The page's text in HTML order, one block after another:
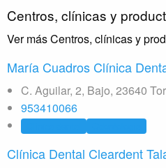
Centros, clínicas y
Ver más Centros, clínicas y
María Cuadros Clínica
C. Aguilar, 2, Bajo, 23640
953410066
Clínica Dental Cleardent